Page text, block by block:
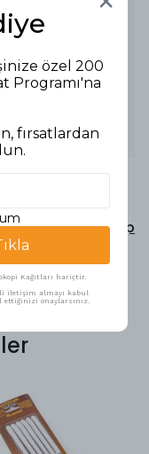
sağlar.
evlerde veya
Yorum Yap
özel 200
Programı'na
fırsatlardan
Kağıtları hariçtir.
iletişim almayı kabul
ettiğinizi onaylarsınız.